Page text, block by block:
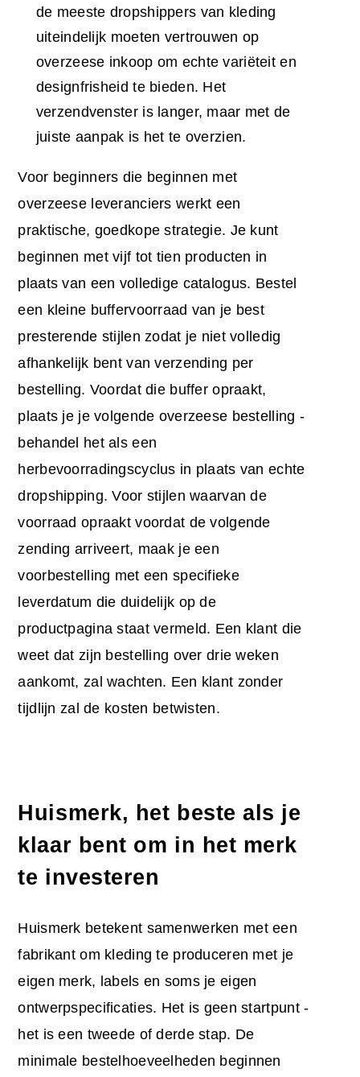
de meeste dropshippers van kleding
uiteindelijk moeten vertrouwen op
overzeese inkoop om echte variëteit en
designfrisheid te bieden. Het
verzendvenster is langer, maar met de
juiste aanpak is het te overzien.
Voor beginners die beginnen met
overzeese leveranciers werkt een
praktische, goedkope strategie. Je kunt
beginnen met vijf tot tien producten in
plaats van een volledige catalogus. Bestel
een kleine buffervoorraad van je best
presterende stijlen zodat je niet volledig
afhankelijk bent van verzending per
bestelling. Voordat die buffer opraakt,
plaats je je volgende overzeese bestelling -
behandel het als een
herbevoorradingscyclus in plaats van echte
dropshipping. Voor stijlen waarvan de
voorraad opraakt voordat de volgende
zending arriveert, maak je een
voorbestelling met een specifieke
leverdatum die duidelijk op de
productpagina staat vermeld. Een klant die
weet dat zijn bestelling over drie weken
aankomt, zal wachten. Een klant zonder
tijdlijn zal de kosten betwisten.
Huismerk, het beste als je
klaar bent om in het merk
te investeren
Huismerk betekent samenwerken met een
fabrikant om kleding te produceren met je
eigen merk, labels en soms je eigen
ontwerpspecificaties. Het is geen startpunt -
het is een tweede of derde stap. De
minimale bestelhoeveelheden beginnen